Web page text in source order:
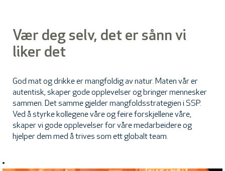
Vær deg selv, det er sånn vi
liker det
God mat og drikke er mangfoldig av natur. Maten vår er
autentisk, skaper gode opplevelser og bringer mennesker
sammen. Det samme gjelder mangfoldsstrategien i SSP.
Ved å styrke kollegene våre og feire forskjellene våre,
skaper vi gode opplevelser for våre medarbeidere og
hjelper dem med å trives som ett globalt team.